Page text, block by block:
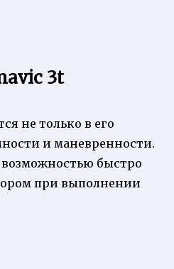
3t
не только в его
и маневренности.
быстро
при выполнении